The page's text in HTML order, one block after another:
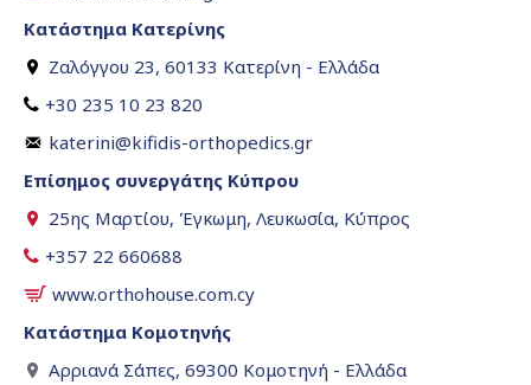
Κατάστημα Κατερίνης
Ζαλόγγου 23, 60133 Κατερίνη - Ελλάδα
+30 235 10 23 820
katerini@kifidis-orthopedics.gr
Επίσημος συνεργάτης Κύπρου
25ης Μαρτίου, Έγκωμη, Λευκωσία, Κύπρος
+357 22 660688
www.orthohouse.com.cy
Κατάστημα Κομοτηνής
Αρριανά Σάπες, 69300 Κομοτηνή - Ελλάδα